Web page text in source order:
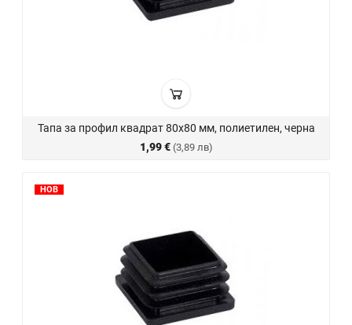
Тапа за профил квадрат 80х80 мм, полиетилен, черна
1,99 € (3,89 лв)
НОВ